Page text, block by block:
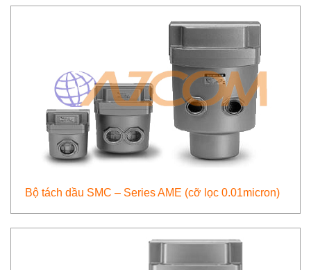
Bộ tách dầu SMC – Series AME (cỡ lọc 0.01micron)